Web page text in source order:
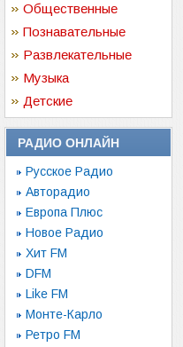
Общественные
Познавательные
Развлекательные
Музыка
Детские
РАДИО ОНЛАЙН
Русское Радио
Авторадио
Европа Плюс
Новое Радио
Хит FM
DFM
Like FM
Монте-Карло
Ретро FM